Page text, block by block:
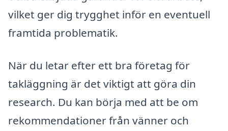
vilket ger dig trygghet inför en eventuell
framtida problematik.
När du letar efter ett bra företag för
takläggning är det viktigt att göra din
research. Du kan börja med att be om
rekommendationer från vänner och